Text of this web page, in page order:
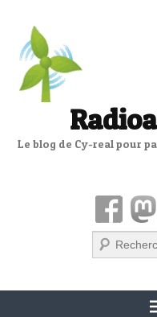
Le blog de Cy-real pour
Recherche